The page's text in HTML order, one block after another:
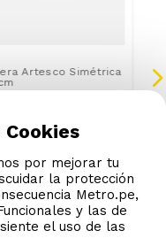
Artesco Simétrica
por mejorar tu
la protección
Metro.pe,
y las de
el uso de las